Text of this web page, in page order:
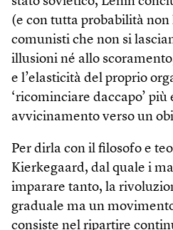
(e con tutta probabilità
comunisti che non si
illusioni né allo
e l’elasticità del proprio
‘ricominciare daccapo’
avvicinamento verso un
Per dirla con il filosofo e
Kierkegaard, dal quale i
imparare tanto, la
graduale ma un
consiste nel ripartire